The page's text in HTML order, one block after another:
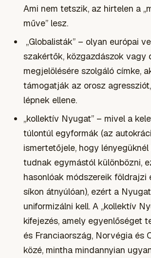
Ami nem tetszik, az hirtelen a
műve” lesz.
„Globalisták” – olyan európai
szakértők, közgazdászok vagy
megjelölésére szolgáló címke,
támogatják az orosz
lépnek ellene.
„kollektív Nyugat” – mivel a
túlontúl egyformák (az
ismertetőjele, hogy
tudnak egymástól különbözni,
hasonlóak módszereik földrajzi
síkon átnyúlóan), ezért a
uniformizálni kell. A „kollektív
kifejezés, amely egyenlőséget
és Franciaország, Norvégia és
közé, mintha mindannyian